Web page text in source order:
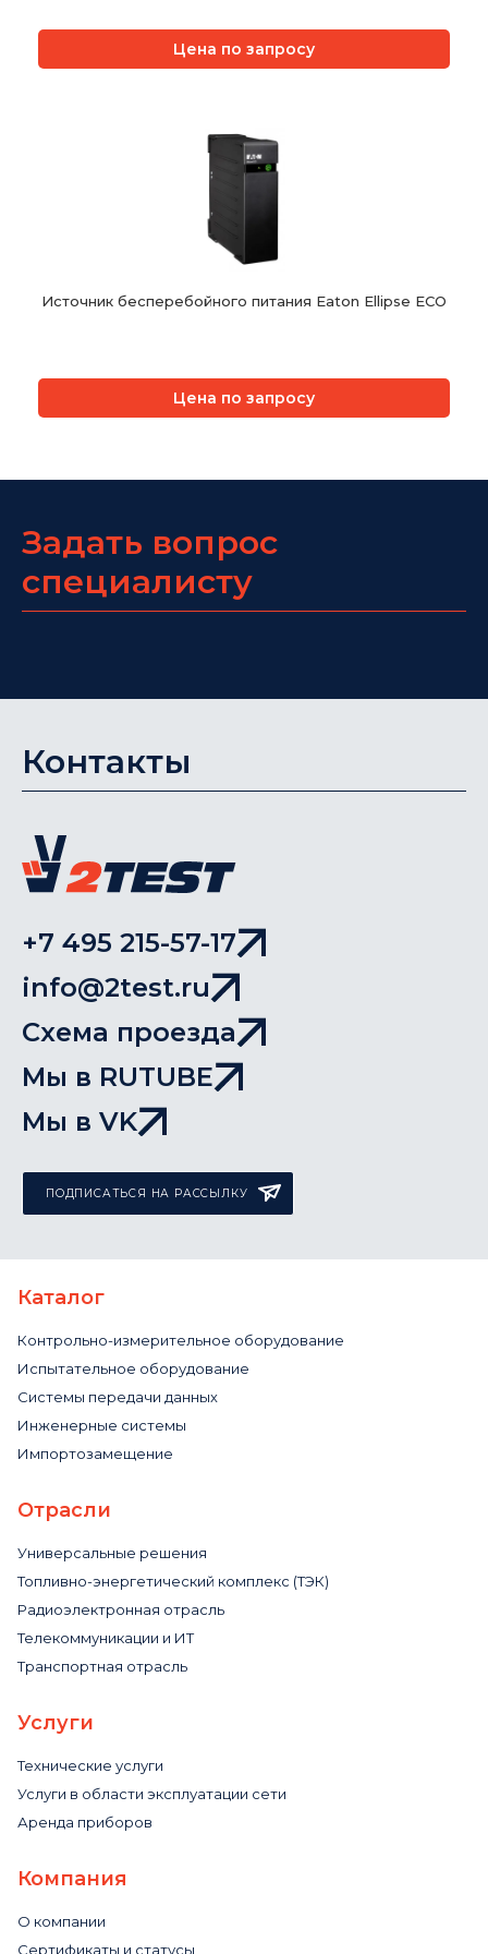
Цена по запросу
Источник бесперебойного питания Eaton Ellipse ECO
Цена по запросу
Задать вопрос
специалисту
Контакты
+7 495 215-57-17
info@2test.ru
Схема проезда
Мы в RUTUBE
Мы в VK
ПОДПИСАТЬСЯ НА РАССЫЛКУ
Каталог
Контрольно-измерительное оборудование
Испытательное оборудование
Системы передачи данных
Инженерные системы
Импортозамещение
Отрасли
Универсальные решения
Топливно-энергетический комплекс (ТЭК)
Радиоэлектронная отрасль
Телекоммуникации и ИТ
Транспортная отрасль
Услуги
Технические услуги
Услуги в области эксплуатации сети
Аренда приборов
Компания
О компании
Сертификаты и статусы